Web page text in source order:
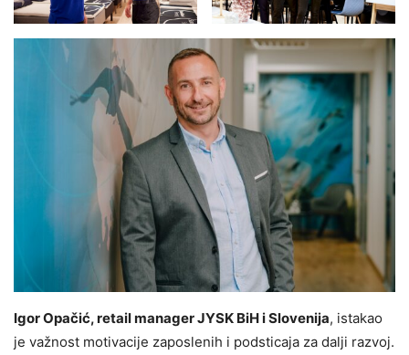
Igor Opačić, retail manager JYSK BiH i Slovenija, istakao
je važnost motivacije zaposlenih i podsticaja za dalji razvoj.